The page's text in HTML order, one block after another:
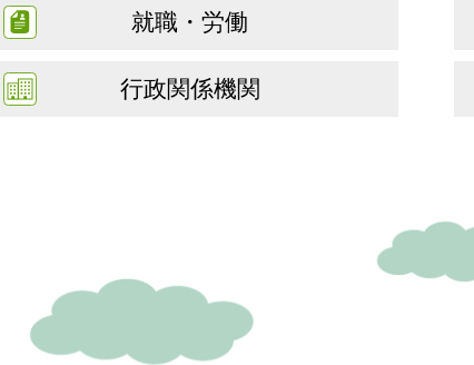
就職・労働
行政関係機関